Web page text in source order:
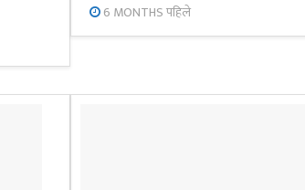
6 MONTHS पहिले